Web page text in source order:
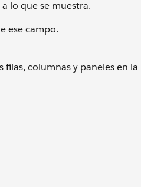
lo que se muestra.
ese campo.
filas, columnas y paneles en la